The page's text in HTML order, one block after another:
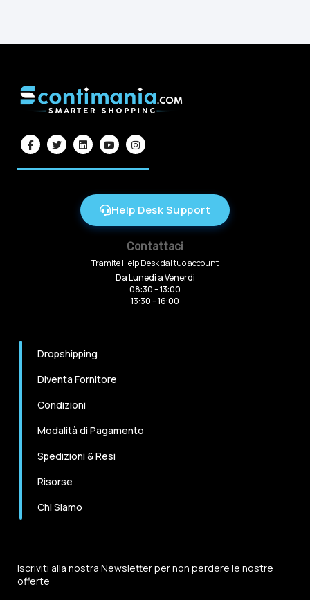
Help Desk Support
Contattaci
Tramite Help Desk dal tuo account
Da Lunedi a Venerdi
08:30 – 13:00
13:30 – 16:00
Dropshipping
Diventa Fornitore
Condizioni
Modalità di Pagamento
Spedizioni & Resi
Risorse
Chi Siamo
Iscriviti alla nostra Newsletter per non perdere le nostre
offerte